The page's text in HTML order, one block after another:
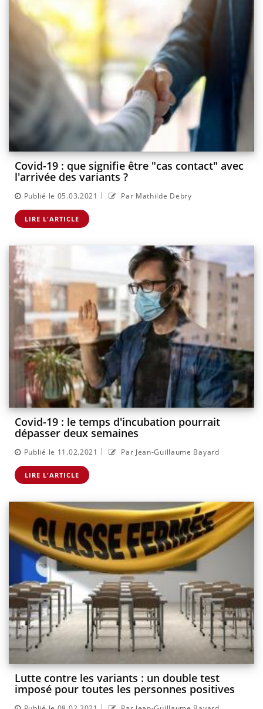
Covid-19 : que signifie être "cas contact" avec
l'arrivée des variants ?
Publié le 05.03.2021 | Par Mathilde Debry
LIRE L'ARTICLE
Covid-19 : le temps d'incubation pourrait
dépasser deux semaines
Publié le 11.02.2021 | Par Jean-Guillaume Bayard
LIRE L'ARTICLE
Lutte contre les variants : un double test
imposé pour toutes les personnes positives